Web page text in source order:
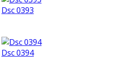
Dsc 0393
Dsc 0394